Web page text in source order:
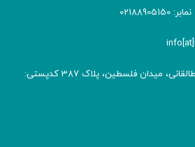
آدرس: پسـتی تهران، خیابان طالقانی، میدان فلسطین، پلاک 387 کدپستی: